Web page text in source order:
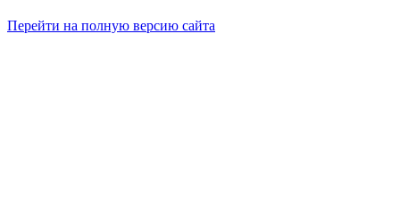
Перейти на полную версию сайта